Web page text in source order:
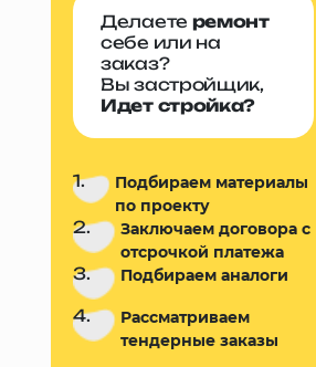
Делаете ремонт
себе или на
заказ?
Вы застройщик,
Идет стройка?
1.
Подбираем материалы
по проекту
2.
Заключаем договора с
отсрочкой платежа
3. Подбираем аналоги
4.
Рассматриваем
тендерные заказы